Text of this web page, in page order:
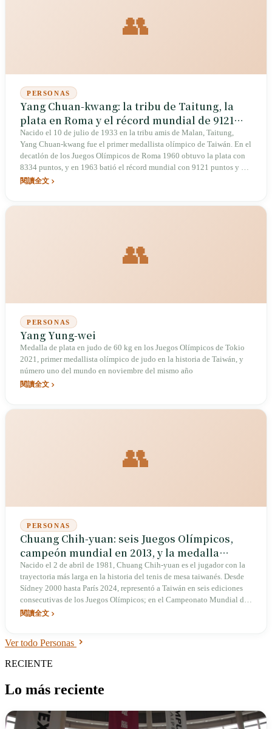
👥
PERSONAS
Yang Chuan-kwang: la tribu de Taitung, la
plata en Roma y el récord mundial de 9121
puntos del Hombre de Hierro Asiático
Nacido el 10 de julio de 1933 en la tribu amis de Malan, Taitung,
Yang Chuan-kwang fue el primer medallista olímpico de Taiwán. En el
decatlón de los Juegos Olímpicos de Roma 1960 obtuvo la plata con
8334 puntos, y en 1963 batió el récord mundial con 9121 puntos y un
salto con garrocha de 4,83 metros que obligó a la IAAF a modificar las
閱讀全文
👥
PERSONAS
Yang Yung-wei
Medalla de plata en judo de 60 kg en los Juegos Olímpicos de Tokio
2021, primer medallista olímpico de judo en la historia de Taiwán, y
número uno del mundo en noviembre del mismo año
閱讀全文
👥
PERSONAS
Chuang Chih-yuan: seis Juegos Olímpicos,
campeón mundial en 2013, y la medalla
olímpica que estuvo a punto de alcanzar
Nacido el 2 de abril de 1981, Chuang Chih-yuan es el jugador con la
trayectoria más larga en la historia del tenis de mesa taiwanés. Desde
Sídney 2000 hasta París 2024, representó a Taiwán en seis ediciones
consecutivas de los Juegos Olímpicos; en el Campeonato Mundial de
2013, él y Chen Chien-an se alzaron con el título mundial en dobles
en el combate por el bronce. Tras su retiro, se incorporó como profesor
閱讀全文
Ver todo Personas
RECIENTE
Lo más reciente